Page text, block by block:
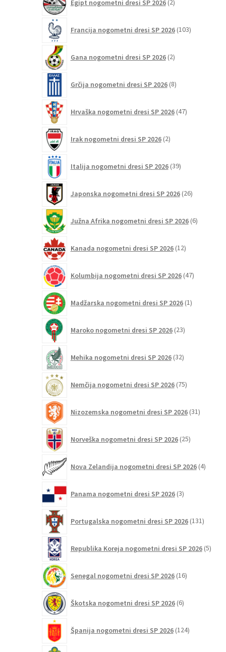
Egipt nogometni dresi SP 2026 2izdelka
Francija nogometni dresi SP 2026 103izdelki
Gana nogometni dresi SP 2026 2izdelka
Grčija nogometni dresi SP 2026 8izdelkov
Hrvaška nogometni dresi SP 2026 47izdelkov
Irak nogometni dresi SP 2026 2izdelka
Italija nogometni dresi SP 2026 39izdelkov
Japonska nogometni dresi SP 2026 26izdelkov
Južna Afrika nogometni dresi SP 2026 6izdelkov
Kanada nogometni dresi SP 2026 12izdelkov
Kolumbija nogometni dresi SP 2026 47izdelkov
Madžarska nogometni dresi SP 2026 1izdelek
Maroko nogometni dresi SP 2026 23izdelkov
Mehika nogometni dresi SP 2026 32izdelkov
Nemčija nogometni dresi SP 2026 75izdelkov
Nizozemska nogometni dresi SP 2026 31izdelkov
Norveška nogometni dresi SP 2026 25izdelkov
Nova Zelandija nogometni dresi SP 2026 4izdelki
Panama nogometni dresi SP 2026 3izdelki
Portugalska nogometni dresi SP 2026 131
Republika Koreja nogometni dresi SP 2026 5
Senegal nogometni dresi SP 2026 16izdelkov
Škotska nogometni dresi SP 2026 6izdelkov
Španija nogometni dresi SP 2026 124izdelkov